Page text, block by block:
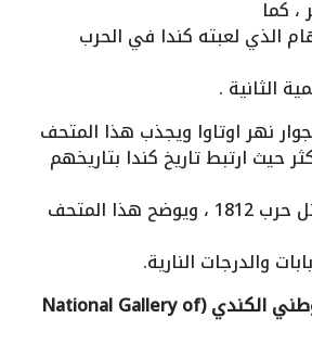
كما
الذي لعبته كندا في الحرب
الثانية .
نهر اوتاوا ويجذب هذا المتحف
حيث ارتبط تاريخ كندا بتاريخهم
العديد من الحرب مثل حرب 1812 ، ويوضح هذا المتحف
والدرجات النارية.
4. معرض الفنون الوطني الكندي (National Gallery of